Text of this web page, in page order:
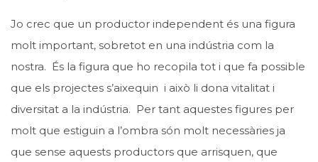
Jo crec que un productor independent és una figura
molt important, sobretot en una indústria com la
nostra. És la figura que ho recopila tot i que fa possible
que els projectes s’aixequin i això li dona vitalitat i
diversitat a la indústria. Per tant aquestes figures per
molt que estiguin a l’ombra són molt necessàries ja
que sense aquests productors que arrisquen, que